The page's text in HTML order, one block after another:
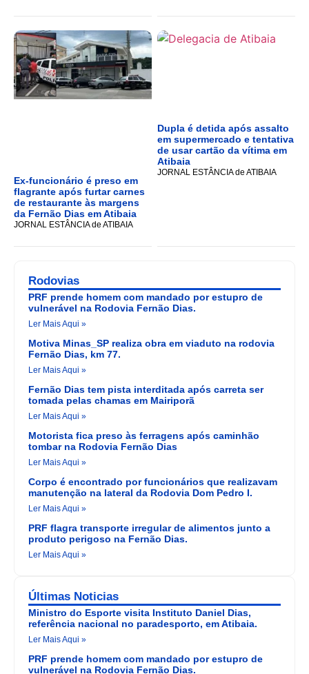
Ex-funcionário é preso em
flagrante após furtar carnes
de restaurante às margens
da Fernão Dias em Atibaia
JORNAL ESTÂNCIA de ATIBAIA
Dupla é detida após assalto
em supermercado e tentativa
de usar cartão da vítima em
Atibaia
JORNAL ESTÂNCIA de ATIBAIA
Rodovias
PRF prende homem com mandado por estupro de
vulnerável na Rodovia Fernão Dias.
Ler Mais Aqui »
Motiva Minas_SP realiza obra em viaduto na rodovia
Fernão Dias, km 77.
Ler Mais Aqui »
Fernão Dias tem pista interditada após carreta ser
tomada pelas chamas em Mairiporã
Ler Mais Aqui »
Motorista fica preso às ferragens após caminhão
tombar na Rodovia Fernão Dias
Ler Mais Aqui »
Corpo é encontrado por funcionários que realizavam
manutenção na lateral da Rodovia Dom Pedro I.
Ler Mais Aqui »
PRF flagra transporte irregular de alimentos junto a
produto perigoso na Fernão Dias.
Ler Mais Aqui »
Últimas Noticias
Ministro do Esporte visita Instituto Daniel Dias,
referência nacional no paradesporto, em Atibaia.
Ler Mais Aqui »
PRF prende homem com mandado por estupro de
vulnerável na Rodovia Fernão Dias.